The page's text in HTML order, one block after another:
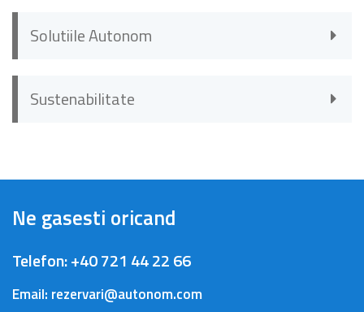
Solutiile Autonom
Sustenabilitate
Ne gasesti oricand
Telefon:+40 721 44 22 66
Email: rezervari@autonom.com